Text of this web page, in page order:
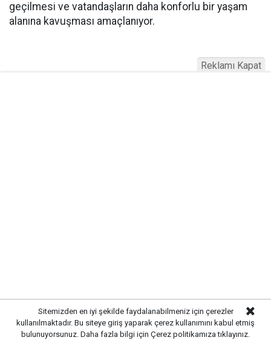
geçilmesi ve vatandaşların daha konforlu bir yaşam
alanına kavuşması amaçlanıyor.
Sitemizden en iyi şekilde faydalanabilmeniz için çerezler
kullanılmaktadır. Bu siteye giriş yaparak çerez kullanımını kabul etmiş
bulunuyorsunuz. Daha fazla bilgi için Çerez politikamıza tıklayınız.
Reklamı Kapat